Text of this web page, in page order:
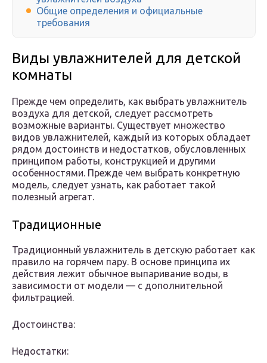
Общие определения и официальные
требования
Виды увлажнителей для детской
комнаты
Прежде чем определить, как выбрать увлажнитель
воздуха для детской, следует рассмотреть
возможные варианты. Существует множество
видов увлажнителей, каждый из которых обладает
рядом достоинств и недостатков, обусловленных
принципом работы, конструкцией и другими
особенностями. Прежде чем выбрать конкретную
модель, следует узнать, как работает такой
полезный агрегат.
Традиционные
Традиционный увлажнитель в детскую работает как
правило на горячем пару. В основе принципа их
действия лежит обычное выпаривание воды, в
зависимости от модели — с дополнительной
фильтрацией.
Достоинства:
Недостатки: